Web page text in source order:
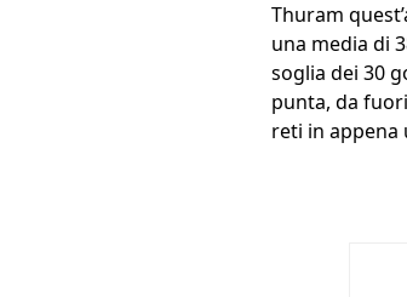
Thuram
una media di
soglia dei 30
punta, da
reti in appena